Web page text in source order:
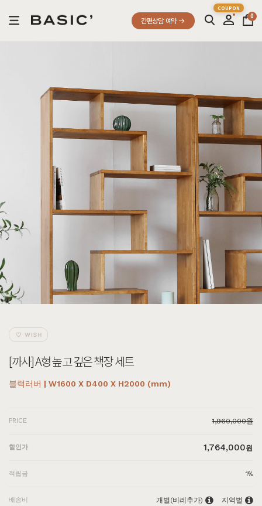
간편상담 예약
0
[까사] A형 높고 깊은 책장 세트
블랙러버 | W1600 X D400 X H2000 (mm)
PRICE 1,960,000원
할인가 1,764,000원
적립금 1%
배송비 개별(비례추가) 지역별